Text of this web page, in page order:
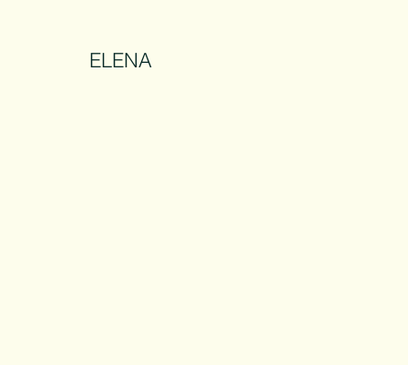
ELENA